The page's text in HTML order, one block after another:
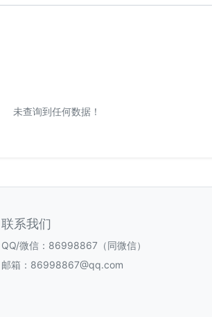
未查询到任何数据！
联系我们
QQ/微信：86998867（同微信）
邮箱：86998867@qq.com